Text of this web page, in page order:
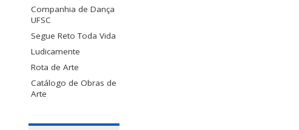
Companhia de Dança
UFSC
Segue Reto Toda Vida
Ludicamente
Rota de Arte
Catálogo de Obras de
Arte